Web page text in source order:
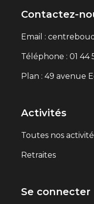
Contactez-
Email :
Téléphone : 01 44
Plan : 49 avenue
Activités
Toutes nos
Retraites
Se connecter